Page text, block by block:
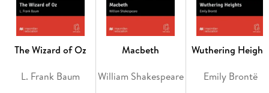
The Wizard of Oz
L. Frank Baum
Macbeth
William Shakespeare
Wuthering
Emily Brontë